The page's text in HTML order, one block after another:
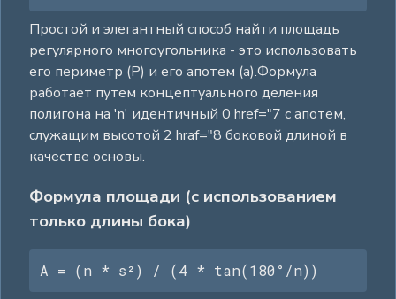
Простой и элегантный способ найти площадь
регулярного многоугольника - это использовать
его периметр (P) и его апотем (a).Формула
работает путем концептуального деления
полигона на 'n' идентичный 0 href="7 с апотем,
служащим высотой 2 hraf="8 боковой длиной в
качестве основы.
Формула площади (с использованием
только длины бока)
A = (n * s²) / (4 * tan(180°/n))